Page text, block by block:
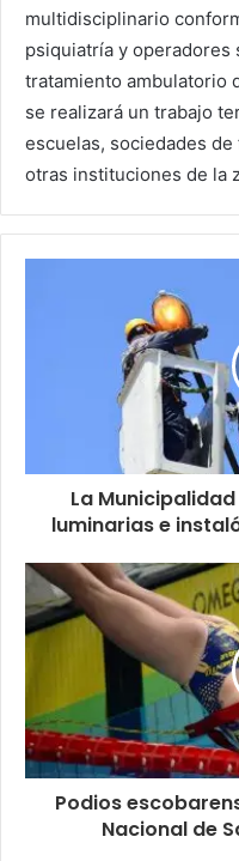
multidisciplinario
psiquiatría y
tratamiento ambulatorio
se realizará un trabajo
escuelas, sociedades
otras instituciones de la
La
luminarias e
Podios
Nacional de